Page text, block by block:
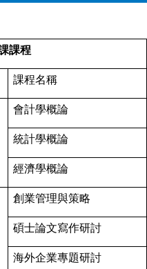
課程
課程名稱
會計學概論
統計學概論
經濟學概論
創業管理與策略
碩士論文寫作研討
海外企業專題研討